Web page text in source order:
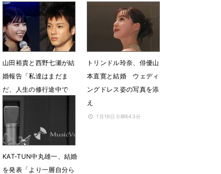
出来るように」
8月13日 08時18分
としても人間としても一
生懸命に」
4月2日 14時21分
山田裕貴と西野七瀬が結
婚報告「私達はまだま
だ、人生の修行途中で
す」
トリンドル玲奈、俳優山
本直寛と結婚 ウェディ
ングドレス姿の写真を添
え
1月19日 08時43分
KAT-TUN中丸雄一、結婚
を発表「より一層自分ら